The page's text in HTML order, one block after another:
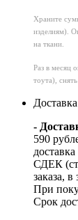
Храните
изделиям).
на ткани.
Раз в месяц
тоута),
Доставка
-
590
СДЕК
заказа,
При
Срок